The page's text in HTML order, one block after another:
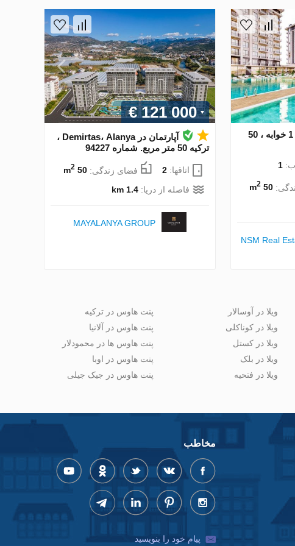
آپارتمان در Alanya ، ترکیه 1 خوابه ، 50
1
50 m
2
NSM Real
€ 121 000
آپارتمان در Demirtas، Alanya ،
ترکیه 50 متر مربع. شماره 94227
اتاقها: 2 فضای زندگی: 50 m
2
فاصله از دریا: 1.4 km
MAYALANYA GROUP
ویلا در آوسالار
ویلا در کوناکلی
ویلا در کستل
ویلا در بلک
ویلا در فتحیه
پنت هاوس در ترکیه
پنت هاوس در آلانیا
پنت هاوس ها در محمودلار
پنت هاوس در اوبا
پنت هاوس در جیک جیلی
مخاطب
پیام خود را بنویسید